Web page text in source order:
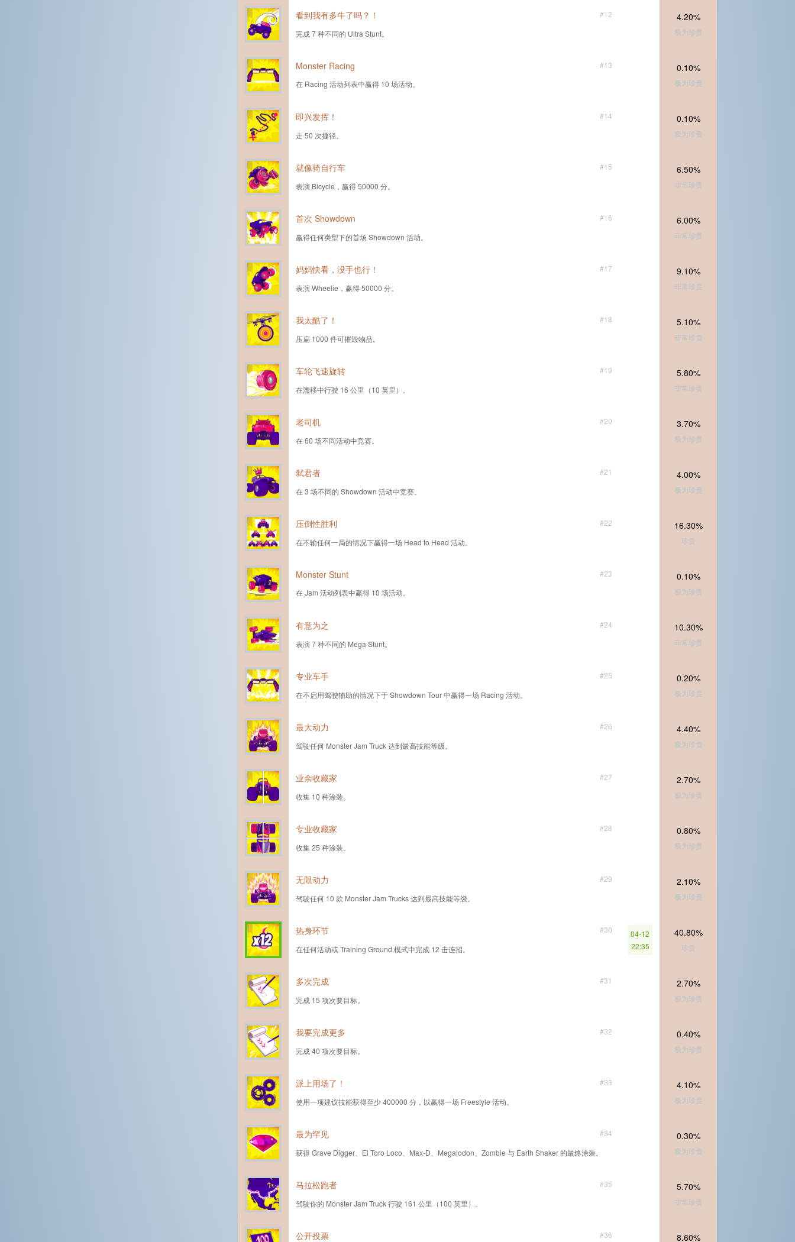
#12
看到我有多牛了吗？！
完成 7 种不同的 Ultra Stunt。
4.20%
极为珍贵
#13
Monster Racing
在 Racing 活动列表中赢得 10 场活动。
0.10%
极为珍贵
#14
即兴发挥！
走 50 次捷径。
0.10%
极为珍贵
#15
就像骑自行车
表演 Bicycle，赢得 50000 分。
6.50%
非常珍贵
#16
首次 Showdown
赢得任何类型下的首场 Showdown 活动。
6.00%
非常珍贵
#17
妈妈快看，没手也行！
表演 Wheelie，赢得 50000 分。
9.10%
非常珍贵
#18
我太酷了！
压扁 1000 件可摧毁物品。
5.10%
非常珍贵
#19
车轮飞速旋转
在漂移中行驶 16 公里（10 英里）。
5.80%
非常珍贵
#20
老司机
在 60 场不同活动中竞赛。
3.70%
极为珍贵
#21
弑君者
在 3 场不同的 Showdown 活动中竞赛。
4.00%
极为珍贵
#22
压倒性胜利
在不输任何一局的情况下赢得一场 Head to Head 活动。
16.30%
珍贵
#23
Monster Stunt
在 Jam 活动列表中赢得 10 场活动。
0.10%
极为珍贵
#24
有意为之
表演 7 种不同的 Mega Stunt。
10.30%
非常珍贵
#25
专业车手
在不启用驾驶辅助的情况下于 Showdown Tour 中赢得一场 Racing 活动。
0.20%
极为珍贵
#26
最大动力
驾驶任何 Monster Jam Truck 达到最高技能等级。
4.40%
极为珍贵
#27
业余收藏家
收集 10 种涂装。
2.70%
极为珍贵
#28
专业收藏家
收集 25 种涂装。
0.80%
极为珍贵
#29
无限动力
驾驶任何 10 款 Monster Jam Trucks 达到最高技能等级。
2.10%
极为珍贵
#30
热身环节
在任何活动或 Training Ground 模式中完成 12 击连招。
04-12
22:35
40.80%
珍贵
#31
多次完成
完成 15 项次要目标。
2.70%
极为珍贵
#32
我要完成更多
完成 40 项次要目标。
0.40%
极为珍贵
#33
派上用场了！
使用一项建议技能获得至少 400000 分，以赢得一场 Freestyle 活动。
4.10%
极为珍贵
#34
最为罕见
获得 Grave Digger、El Toro Loco、Max-D、Megalodon、Zombie 与 Earth Shaker 的最终涂装。
0.30%
极为珍贵
#35
马拉松跑者
驾驶你的 Monster Jam Truck 行驶 161 公里（100 英里）。
5.70%
非常珍贵
#36
公开投票 8.60%